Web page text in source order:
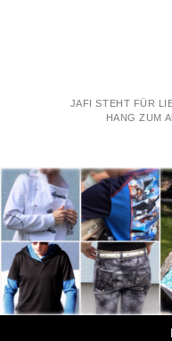
JAFI STEHT FÜR
HANG ZUM